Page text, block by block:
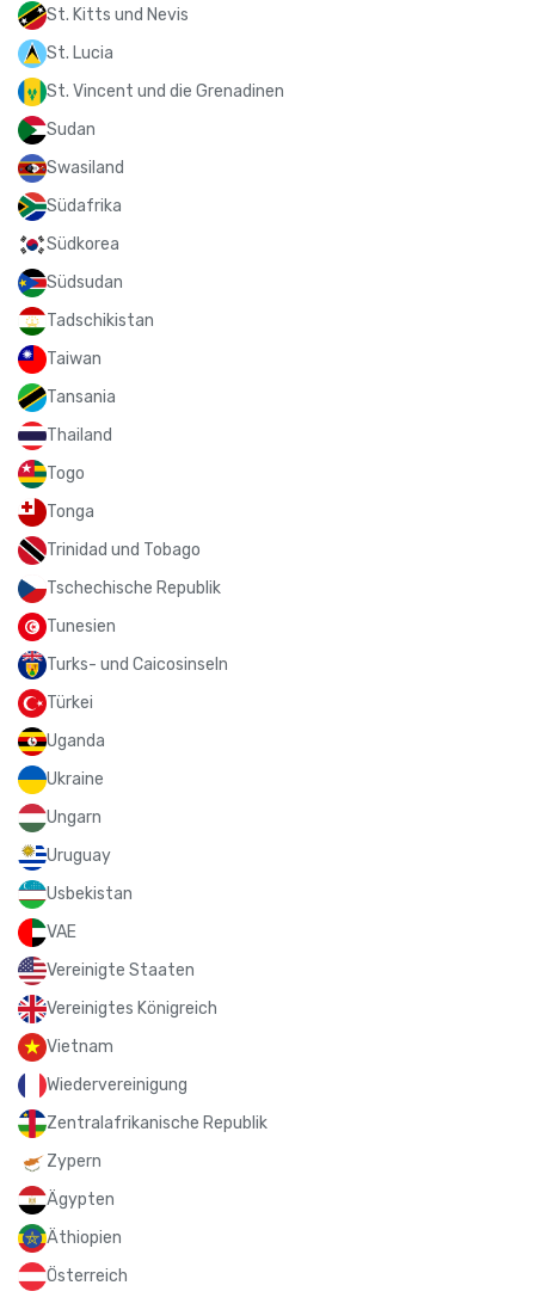
St. Kitts und Nevis
St. Lucia
St. Vincent und die Grenadinen
Sudan
Swasiland
Südafrika
Südkorea
Südsudan
Tadschikistan
Taiwan
Tansania
Thailand
Togo
Tonga
Trinidad und Tobago
Tschechische Republik
Tunesien
Turks- und Caicosinseln
Türkei
Uganda
Ukraine
Ungarn
Uruguay
Usbekistan
VAE
Vereinigte Staaten
Vereinigtes Königreich
Vietnam
Wiedervereinigung
Zentralafrikanische Republik
Zypern
Ägypten
Äthiopien
Österreich